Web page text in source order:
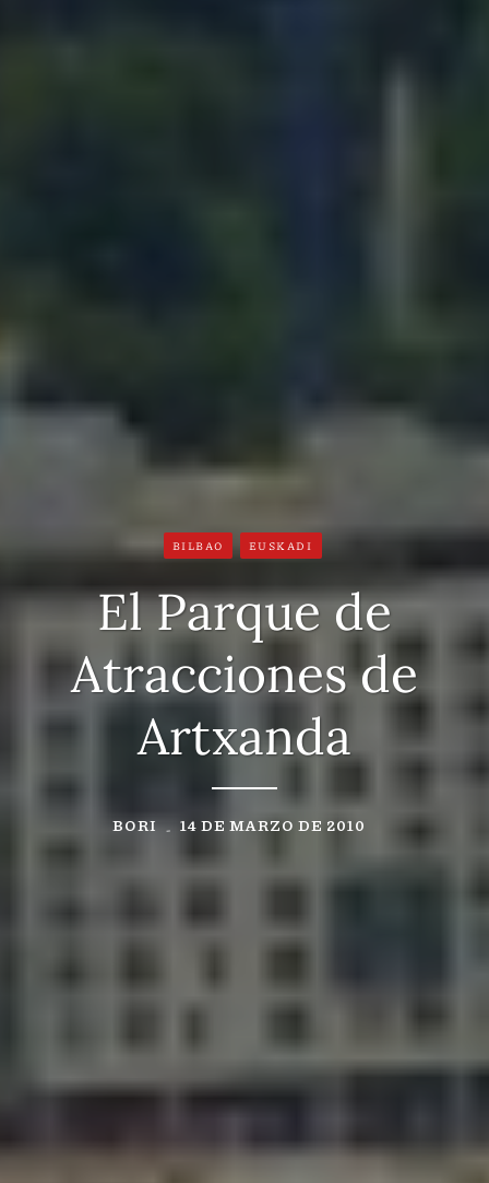
BILBAO EUSKADI
El Parque de
Atracciones de
Artxanda
BORI 14 DE MARZO DE 2010